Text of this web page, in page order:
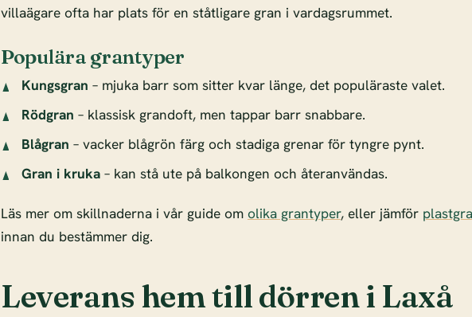
villaägare ofta har plats för en ståtligare gran i vardagsrummet.
Populära grantyper
Kungsgran – mjuka barr som sitter kvar länge, det populäraste valet.
Rödgran – klassisk grandoft, men tappar barr snabbare.
Blågran – vacker blågrön färg och stadiga grenar för tyngre pynt.
Gran i kruka– kan stå ute på balkongen och återanvändas.
Läs mer om skillnaderna i vår guide om olika grantyper, eller jämför
innan du bestämmer dig.
Leverans hem till dörren i Laxå